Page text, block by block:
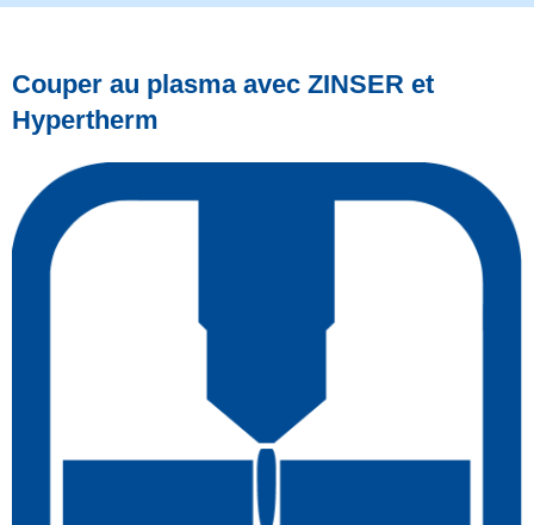
Couper au plasma avec ZINSER et
Hypertherm